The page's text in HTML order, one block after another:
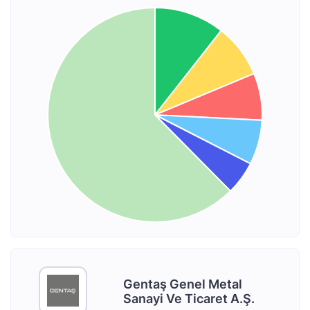
Gentaş Genel Metal
Sanayi Ve Ticaret A.Ş.